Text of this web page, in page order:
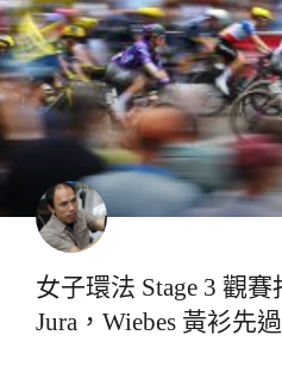
女子環法 Stage 3 觀賽
Jura，Wiebes 黃衫先